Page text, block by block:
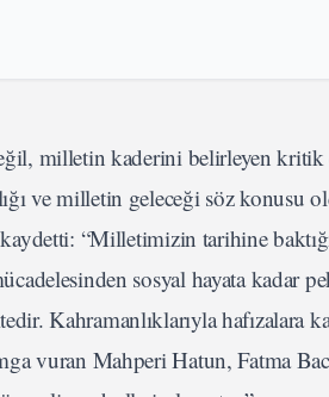
milletin kaderini belirleyen
ve milletin geleceği söz konusu
“Milletimizin tarihine
sosyal hayata kadar
Kahramanlıklarıyla hafızalara
vuran Mahperi Hatun, Fatma